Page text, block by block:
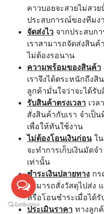
คาวบอยจะสวยไม่สว
ประสบการณ์ของทีมง
จัดส่งไว จากประสบก
เราสามารถจัดส่งสิน
ไม่ต้องรอนาน
ความพร้อมของสินค้า
เราจึงได้ตระหนักถึง
ลูกค้ามั่นใจว่าจะได้รั
รับสินค้าตรงเวลา เว
สั่งสินค้ากับเรา จำเป็
เพื่อให้ทันใช้งาน
ไม่ต้องโอนเงินก่อนใน
จะทำการเก็บเงินมัด
เท่านั้น
ชำระเงินปลายทาง กร
สามารถสั่งวัสดุไปส่ง
หรือโอนชำระเมื่อได้
ประเมินราคา ทางลูก